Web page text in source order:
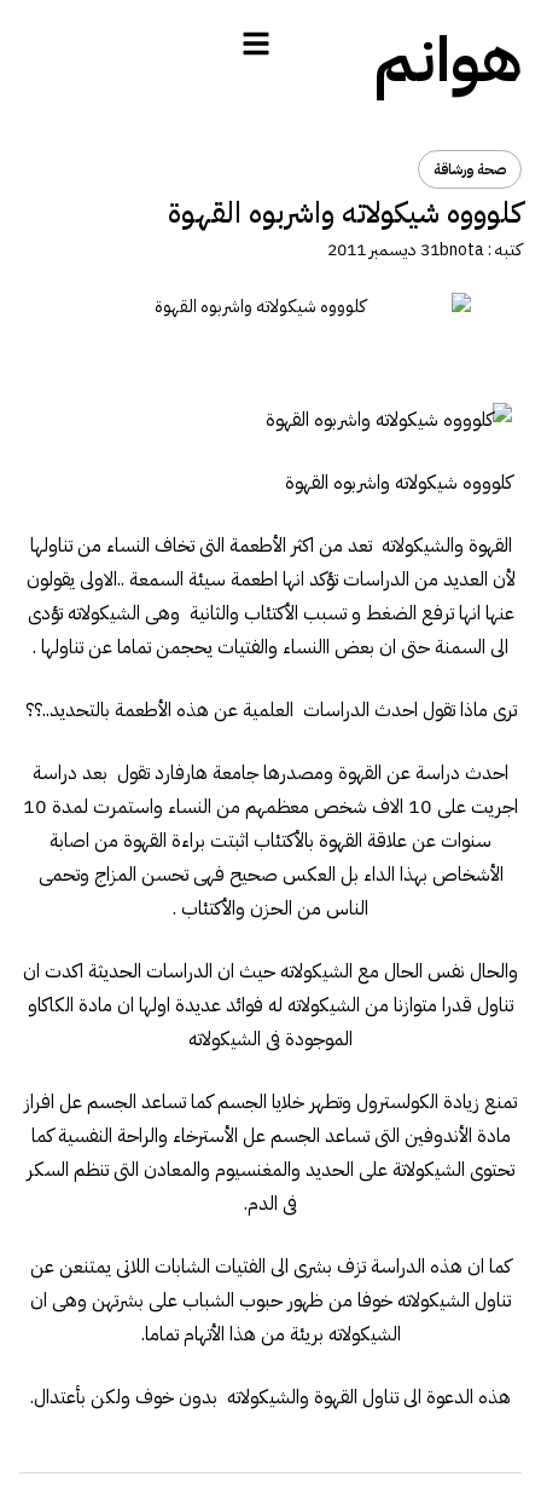
هوانم
صحة ورشاقة
كلوووه شيكولاته واشربوه القهوة
كتبه :bnota31 ديسمبر 2011
كلوووه شيكولاته واشربوه القهوة
القهوة والشيكولاته تعد من اكثر الأطعمة التى تخاف النساء من تناولها
لأن العديد من الدراسات تؤكد انها اطعمة سيئة السمعة ..الاولى يقولون
عنها انها ترفع الضغط و تسبب الأكتئاب والثانية وهى الشيكولاته تؤدى
الى السمنة حتى ان بعض االنساء والفتيات يحجمن تماما عن تناولها .
ترى ماذا تقول احدث الدراسات العلمية عن هذه الأطعمة بالتحديد..؟؟
احدث دراسة عن القهوة ومصدرها جامعة هارفارد تقول بعد دراسة
اجريت على 10 الاف شخص معظمهم من النساء واستمرت لمدة 10
سنوات عن علاقة القهوة بالأكتئاب اثبتت براءة القهوة من اصابة
الأشخاص بهذا الداء بل العكس صحيح فهى تحسن المزاج وتحمى
الناس من الحزن والأكتئاب .
والحال نفس الحال مع الشيكولاته حيث ان الدراسات الحديثة اكدت ان
تناول قدرا متوازنا من الشيكولاته له فوائد عديدة اولها ان مادة الكاكاو
الموجودة فى الشيكولاته
تمنع زيادة الكولسترول وتطهر خلايا الجسم كما تساعد الجسم عل افراز
مادة الأندوفين التى تساعد الجسم عل الأسترخاء والراحة النفسية كما
تحتوى الشيكولاتة على الحديد والمغنسيوم والمعادن التى تنظم السكر
فى الدم.
كما ان هذه الدراسة تزف بشرى الى الفتيات الشابات اللاتى يمتنعن عن
تناول الشيكولاته خوفا من ظهور حبوب الشباب على بشرتهن وهى ان
الشيكولاته بريئة من هذا الأتهام تماما.
هذه الدعوة الى تناول القهوة والشيكولاته بدون خوف ولكن بأعتدال.